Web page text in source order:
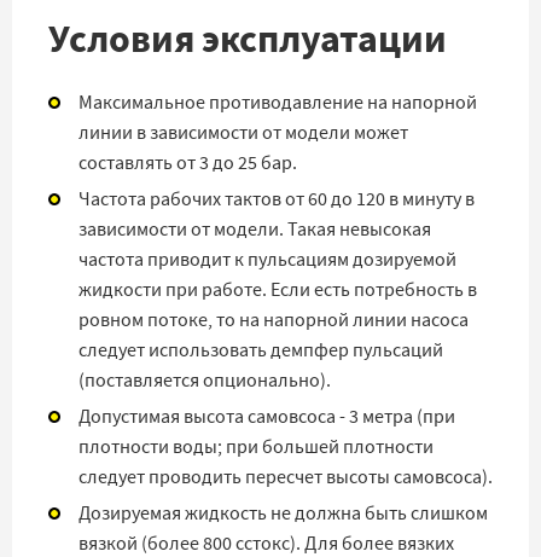
Условия эксплуатации
Максимальное противодавление на напорной
линии в зависимости от модели может
составлять от 3 до 25 бар.
Частота рабочих тактов от 60 до 120 в минуту в
зависимости от модели. Такая невысокая
частота приводит к пульсациям дозируемой
жидкости при работе. Если есть потребность в
ровном потоке, то на напорной линии насоса
следует использовать демпфер пульсаций
(поставляется опционально).
Допустимая высота самовсоса - 3 метра (при
плотности воды; при большей плотности
следует проводить пересчет высоты самовсоса).
Дозируемая жидкость не должна быть слишком
вязкой (более 800 сстокс). Для более вязких